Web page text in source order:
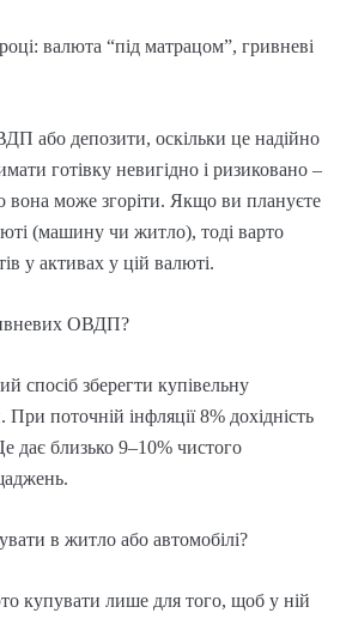
валюта “під матрацом”, гривневі
або депозити, оскільки це надійно
готівку невигідно і ризиковано –
вона може згоріти. Якщо ви плануєте
(машину чи житло), тоді варто
у активах у цій валюті.
ОВДП?
спосіб зберегти купівельну
поточній інфляції 8% дохідність
близько 9–10% чистого
в житло або автомобілі?
купувати лише для того, щоб у ній